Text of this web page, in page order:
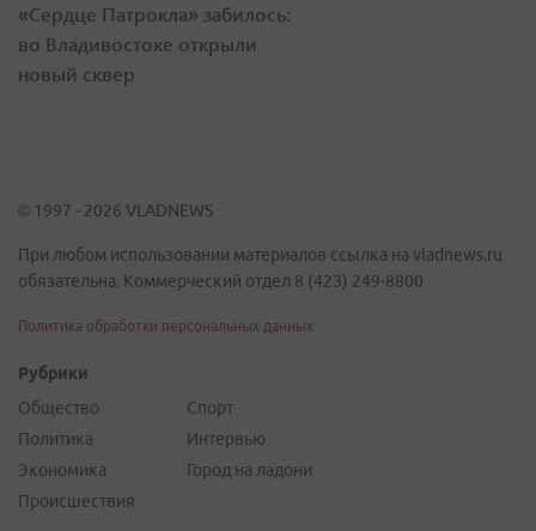
«Сердце Патрокла» забилось:
во Владивостоке открыли
новый сквер
© 1997 - 2026 VLADNEWS
При любом использовании материалов ссылка на vladnews.ru
обязательна. Коммерческий отдел 8 (423) 249-8800
Политика обработки персональных данных
Рубрики
Общество
Политика
Экономика
Происшествия
Спорт
Интервью
Город на ладони